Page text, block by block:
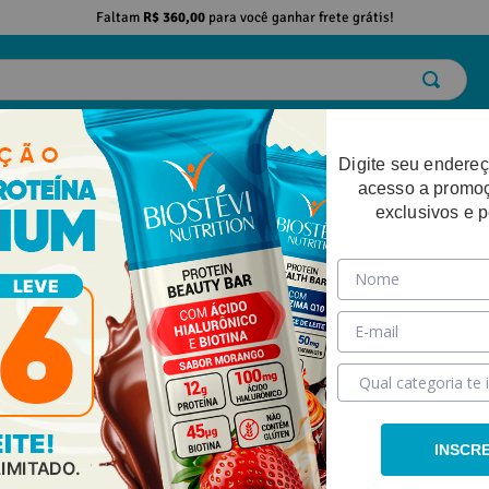
Faltam R$ 360,00para você ganhar frete grátis!
EMAGRECIMENTO DESEMPENHO FÍSICO
Digite seu
acesso a
exclusivos e